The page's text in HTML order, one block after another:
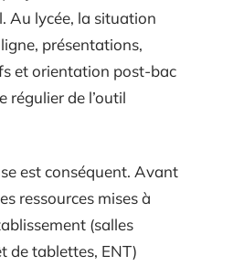
Au lycée, la situation
présentations,
et orientation post-bac
régulier de l’outil
est conséquent. Avant
ressources mises à
(salles
de tablettes, ENT)